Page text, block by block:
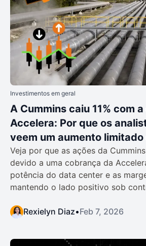
Investimentos em geral
A Cummins caiu 11% com
Accelera: Por que os
veem um aumento
Veja por que as ações da
devido a uma cobrança da
potência do data center e as
mantendo o lado positivo sob
Rexielyn Diaz•Feb 7, 2026